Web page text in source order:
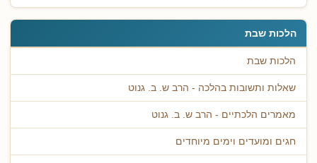
הלכות שבת
הלכות שבת
שאלות ותשובות בהלכה - הרב ש. ב. גנוט
מאמרים הלכתיים - הרב ש. ב. גנוט
חגים ומועדים וימים מיוחדים